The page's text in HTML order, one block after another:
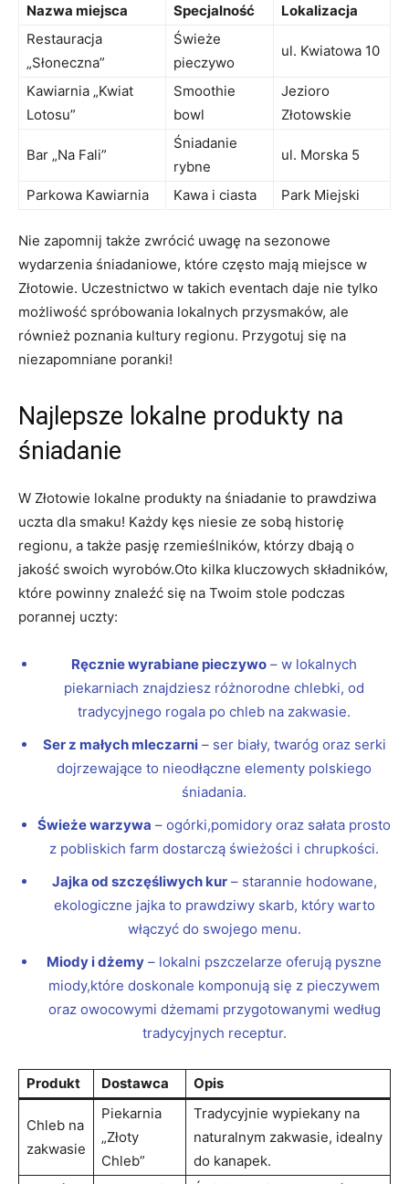
Nazwa miejsca Specjalność
Lokalizacja
Restauracja
„Słoneczna”
Świeże
pieczywo
ul. Kwiatowa 10
Kawiarnia „Kwiat
Lotosu”
Smoothie
bowl
Jezioro
Złotowskie
Bar „Na Fali”
Śniadanie
rybne
ul. Morska 5
Parkowa Kawiarnia Kawa i ciasta Park Miejski
Nie zapomnij także zwrócić uwagę na sezonowe
wydarzenia śniadaniowe, które często mają miejsce w
Złotowie. Uczestnictwo w takich eventach daje nie tylko
możliwość spróbowania lokalnych przysmaków, ale
również poznania kultury regionu. Przygotuj się na
niezapomniane poranki!
Najlepsze lokalne produkty na
śniadanie
W Złotowie lokalne produkty na śniadanie to prawdziwa
uczta dla smaku! Każdy kęs niesie ze sobą historię
regionu, a także pasję rzemieślników, którzy dbają o
jakość swoich wyrobów.Oto kilka kluczowych składników,
które powinny znaleźć się na Twoim stole podczas
porannej uczty:
Ręcznie wyrabiane pieczywo – w lokalnych
piekarniach znajdziesz różnorodne chlebki, od
tradycyjnego rogala po chleb na zakwasie.
Ser z małych mleczarni– ser biały, twaróg oraz serki
dojrzewające to nieodłączne elementy polskiego
śniadania.
Świeże warzywa – ogórki,pomidory oraz sałata prosto
z pobliskich farm dostarczą świeżości i chrupkości.
Jajka od szczęśliwych kur– starannie hodowane,
ekologiczne jajka to prawdziwy skarb, który warto
włączyć do swojego menu.
Miody i dżemy – lokalni pszczelarze oferują pyszne
miody,które doskonale komponują się z pieczywem
oraz owocowymi dżemami przygotowanymi według
tradycyjnych receptur.
Produkt Dostawca Opis
Chleb na
zakwasie
Piekarnia
„Złoty
Chleb”
Tradycyjnie wypiekany na
naturalnym zakwasie, idealny
do kanapek.